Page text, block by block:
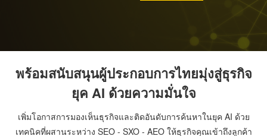
พร้อมสนับสนุนผู้ประกอบการไทยมุ่งสู่ธุรกิจ
ยุค AI ด้วยความมั่นใจ
เพิ่มโอกาสการมองเห็นธุรกิจและติดอันดับการค้นหาในยุค AI ด้วย
เทคนิคที่ผสานระหว่าง SEO - SXO - AEO ให้ธุรกิจคุณเข้าถึงลูกค้า